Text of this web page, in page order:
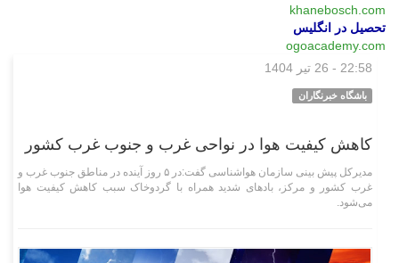
khanebosch.com
تحصیل در انگلیس
ogoacademy.com
22:58 - 26 تیر 1404
باشگاه خبرنگاران
کاهش کیفیت هوا در نواحی غرب و جنوب غرب کشور
مدیرکل پیش بینی سازمان هواشناسی گفت:در ۵ روز آینده در مناطق جنوب غرب و
غرب کشور و مرکز، باد‌های شدید همراه با گردوخاک سبب کاهش کیفیت هوا
می‌شود.